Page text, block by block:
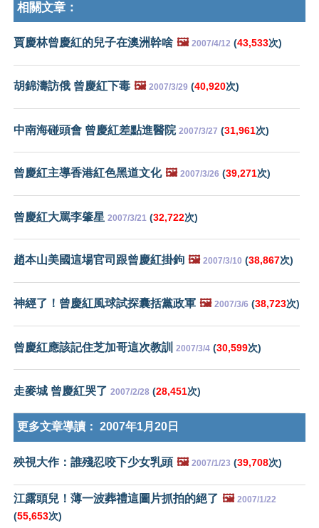
相關文章：
賈慶林曾慶紅的兒子在澳洲幹啥 🖼️ 2007/4/12 (43,533次)
胡錦濤訪俄 曾慶紅下毒 🖼️ 2007/3/29 (40,920次)
中南海碰頭會 曾慶紅差點進醫院 2007/3/27 (31,961次)
曾慶紅主導香港紅色黑道文化 🖼️ 2007/3/26 (39,271次)
曾慶紅大罵李肇星 2007/3/21 (32,722次)
趙本山美國這場官司跟曾慶紅掛鉤 🖼️ 2007/3/10 (38,867次)
神經了！曾慶紅風球試探囊括黨政軍 🖼️ 2007/3/6 (38,723次)
曾慶紅應該記住芝加哥這次教訓 2007/3/4 (30,599次)
走麥城 曾慶紅哭了 2007/2/28 (28,451次)
更多文章導讀： 2007年1月20日
殃視大作：誰殘忍咬下少女乳頭 🖼️ 2007/1/23 (39,708次)
江露頭兒！薄一波葬禮這圖片抓拍的絕了 🖼️ 2007/1/22
(55,653次)